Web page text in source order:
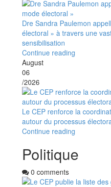
Dre Sandra Paulemon
électoral » à travers une
sensibilisation
Continue reading
August
06
/2026
Le CEP renforce la
autour du processus
Continue reading
Politique
0 comments